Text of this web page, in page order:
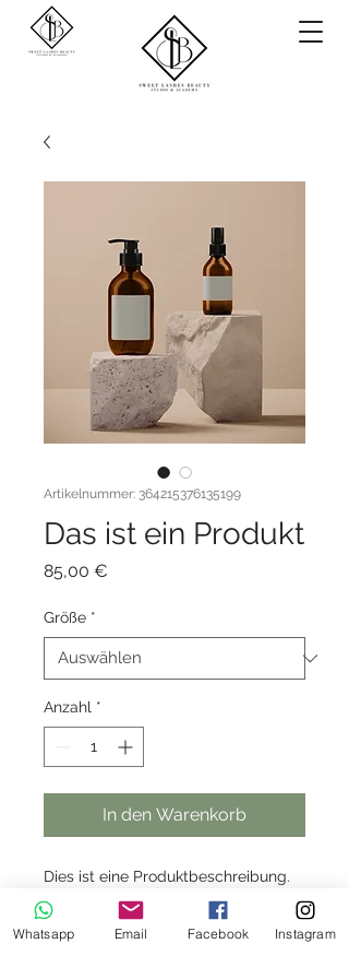
Artikelnummer: 364215376135199
Das ist ein Produkt
85,00 €
Größe *
Anzahl *
In den Warenkorb
Dies ist eine Produktbeschreibung.
Füge hier Informationen zu deinem
Produkt hinzu, z. B. Informationen zu
Whatsapp Email Facebook Instagram